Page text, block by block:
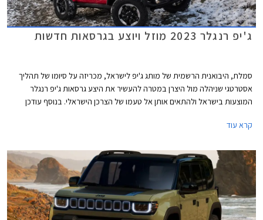
ג'יפ רנגלר 2023 מוזל ויוצע בגרסאות חדשות
סמלת, היבואנית הרשמית של מותג ג'יפ לישראל, מכריזה על סיומו של תהליך
אסטרטגי שניהלה מול היצרן במטרה להעשיר את היצע גרסאות ג'יפ רנגלר
המוצעות בישראל ולהתאים אותן אל טעמו של הצרכן הישראלי. בנוסף עודכן
קרא עוד